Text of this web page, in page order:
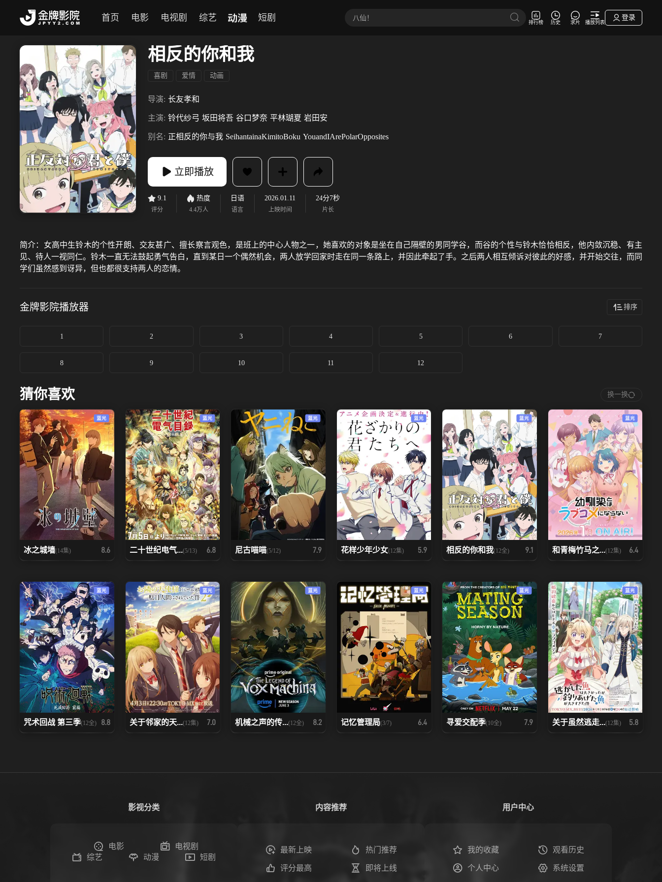
首页 电影 电视剧 综艺 动漫 短剧 排行榜 历史 求片 播放列表
登录
相反的你和我
喜剧 爱情 动画
导演: 长友孝和
主演: 铃代纱弓 坂田将吾 谷口梦奈 平林瑚夏 岩田安
别名: 正相反的你与我 SeihantainaKimitoBoku YouandIArePolarOpposites
立即播放
9.1
评分
热度
4.4万人
日语
语言
2026.01.11
上映时间
24分7秒
片长
简介： 女高中生铃木的个性开朗、交友甚广、擅长察言观色，是班上的中心人物之一，她喜欢的对象是坐在自己隔壁的男同学谷，而谷的个性与铃木恰恰相反，他内敛沉稳、有主
见、待人一视同仁。铃木一直无法鼓起勇气告白，直到某日一个偶然机会，两人放学回家时走在同一条路上，并因此牵起了手。之后两人相互倾诉对彼此的好感，并开始交往，而同
学们虽然感到讶异，但也都很支持两人的恋情。
金牌影院播放器 排序
1 2 3 4 5 6 7
8 9 10 11 12
猜你喜欢 换一换
蓝光
冰之城墙(14集) 8.6
蓝光
二十世纪电气...(5/13) 6.8
蓝光
尼古喵喵(5/12) 7.9
蓝光
花样少年少女(12集) 5.9
蓝光
相反的你和我(12全) 9.1
蓝光
和青梅竹马之...(12集) 6.4
蓝光
咒术回战 第三季(12全) 8.8
蓝光
关于邻家的天...(12集) 7.0
蓝光
机械之声的传...(12全) 8.2
蓝光
记忆管理局(3/7) 6.4
蓝光
寻爱交配季(10全) 7.9
蓝光
关于虽然逃走...(12集) 5.8
影视分类
电影
电视剧
综艺
动漫 短剧
内容推荐
最新上映 热门推荐
评分最高 即将上线
用户中心
我的收藏 观看历史
个人中心 系统设置